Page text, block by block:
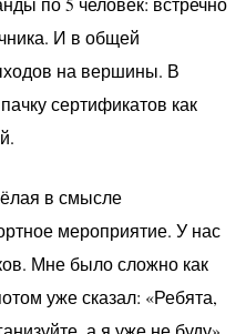
И в общей
на вершины. В
сертификатов как
в смысле
мероприятие. У нас
Мне было сложно как
уже сказал: «Ребята,